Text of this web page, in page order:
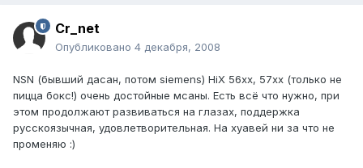
Cr_net
Опубликовано 4 декабря, 2008
NSN (бывший дасан, потом siemens) HiX 56xx, 57xx (только не
пицца бокс!) очень достойные мсаны. Есть всё что нужно, при
этом продолжают развиваться на глазах, поддержка
русскоязычная, удовлетворительная. На хуавей ни за что не
променяю :)